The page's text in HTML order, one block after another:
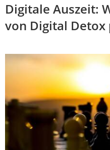
Digitale Auszeit:
von Digital